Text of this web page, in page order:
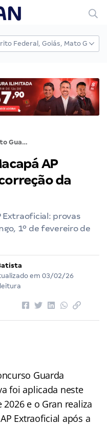
Gabarito Guarda Macapá AP Extraoficial: veja a correção da prova!
AP
da
Extraoficial: provas
1º de fevereiro de
em 03/02/26
Guarda
foi aplicada neste
e o Gran realiza
Extraoficial após a